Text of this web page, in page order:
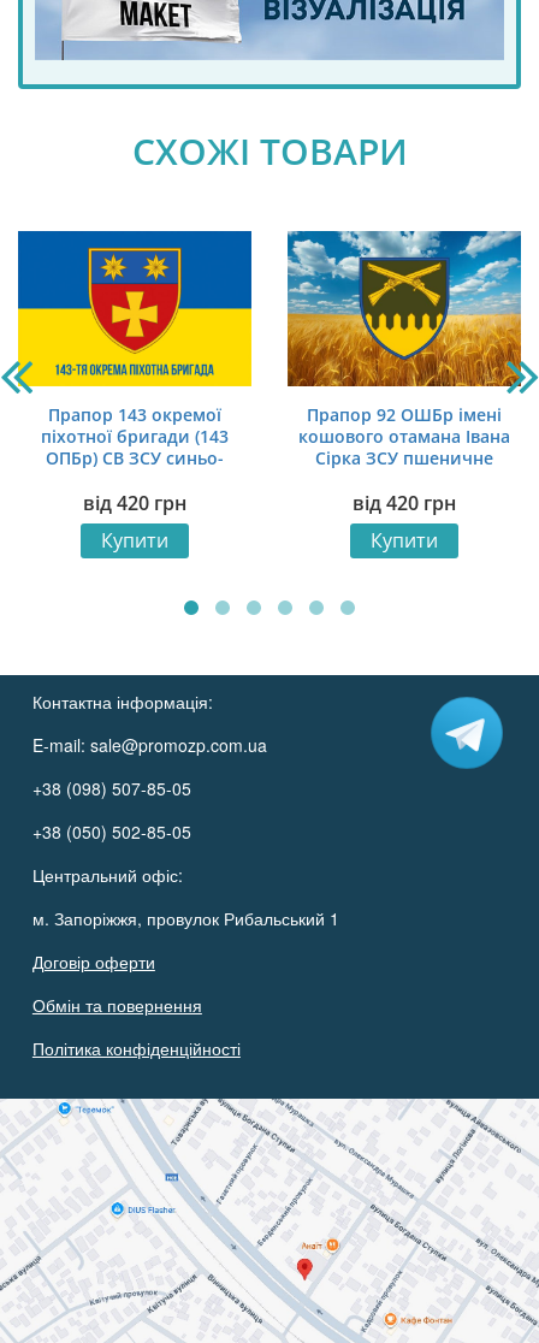
СХОЖІ ТОВАРИ
Прапор 143 окремої
піхотної бригади (143
ОПБр) СВ ЗСУ синьо-
від420 грн
Купити
Прапор 92 ОШБр імені
кошового отамана Івана
Сірка ЗСУ пшеничне
від420 грн
Купити
Контактна інформація:
E-mail: sale@promozp.com.ua
+38 (098) 507-85-05
+38 (050) 502-85-05
Центральний офіс:
м. Запоріжжя, провулок Рибальський 1
Договір оферти
Обмін та повернення
Політика конфіденційності